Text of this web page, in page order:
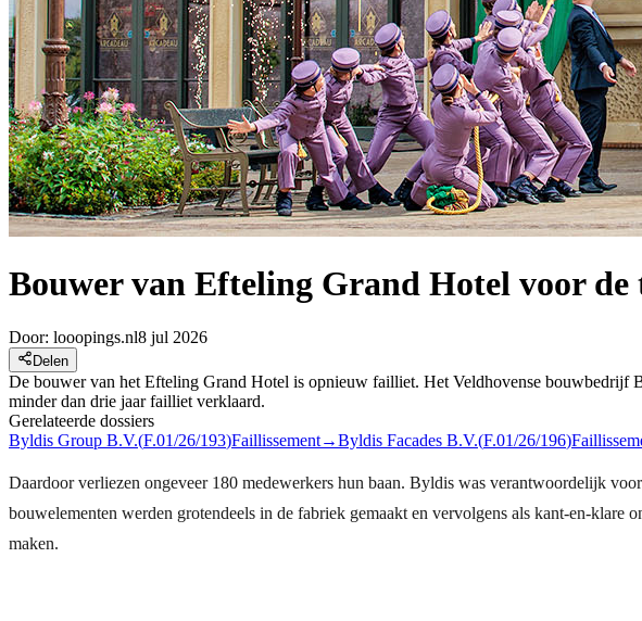
Bouwer van Efteling Grand Hotel voor de
Door: looopings.nl8 jul 2026
Delen
De bouwer van het Efteling Grand Hotel is opnieuw failliet. Het Veldhovense bouwbedrijf
minder dan drie jaar failliet verklaard.
Gerelateerde dossiers
Byldis Group B.V.(F.01/26/193)Faillissement→Byldis Facades B.V.(F.01/26/196)
Daardoor verliezen ongeveer 180 medewerkers hun baan. Byldis was verantwoordelijk
bouwelementen werden grotendeels in de fabriek gemaakt en vervolgens als kant-en-
maken.